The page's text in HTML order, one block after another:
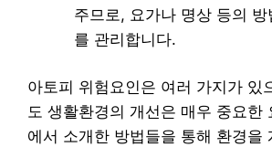
주므로, 요가나 명상 등의
를 관리합니다.
아토피 위험요인은 여러 가지가 있
도 생활환경의 개선은 매우 중요한
에서 소개한 방법들을 통해 환경을